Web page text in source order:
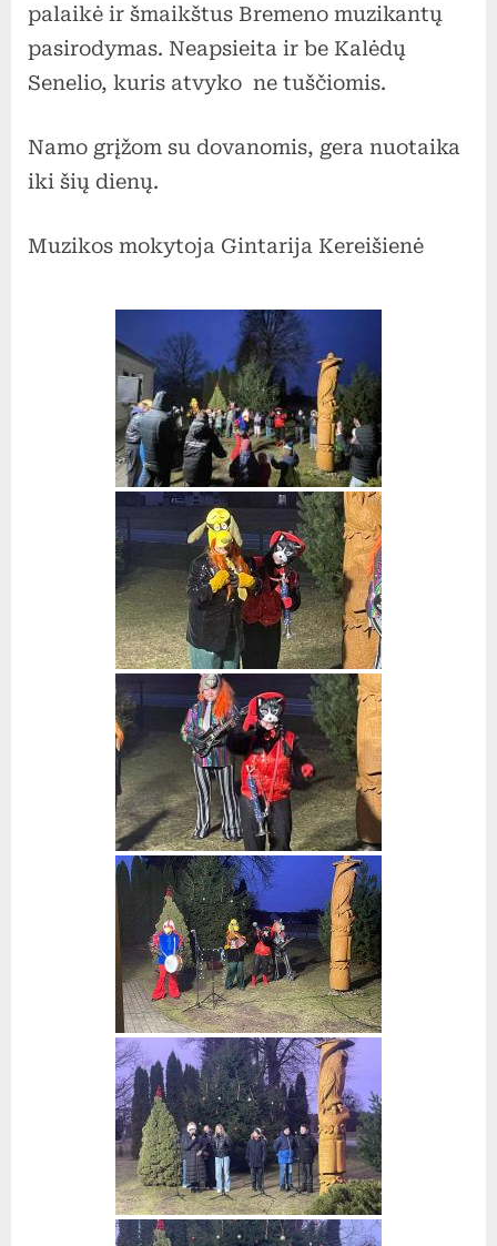
palaikė ir šmaikštus Bremeno muzikantų
pasirodymas. Neapsieita ir be Kalėdų
Senelio, kuris atvyko ne tuščiomis.
Namo grįžom su dovanomis, gera nuotaika
iki šių dienų.
Muzikos mokytoja Gintarija Kereišienė